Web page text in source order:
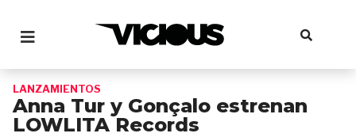
LANZAMIENTOS
Anna Tur y Gonçalo estrenan
LOWLITA Records